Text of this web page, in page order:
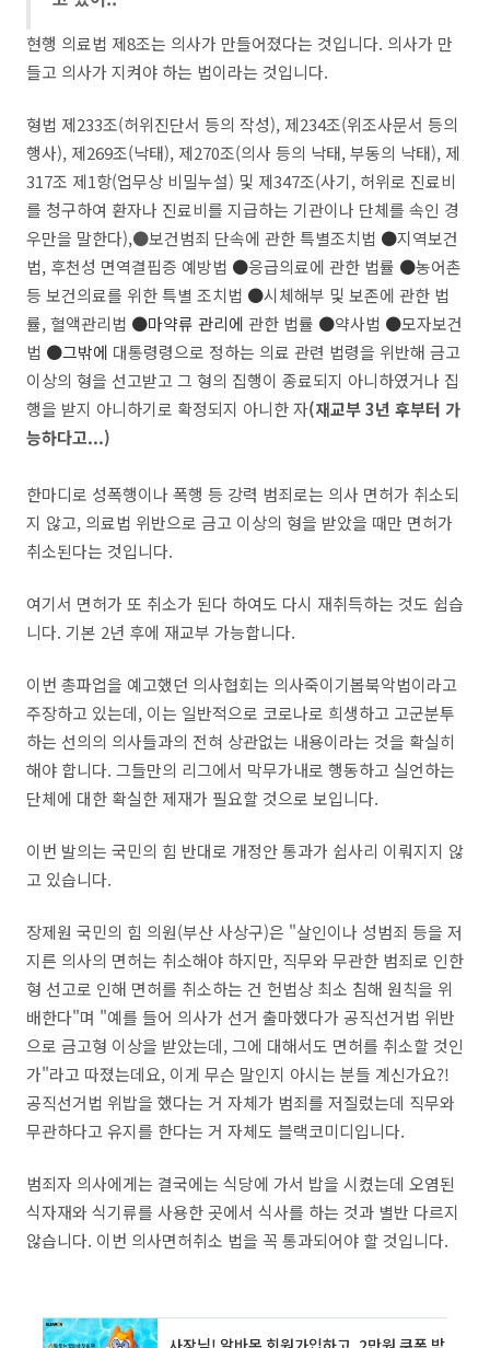
현행 의료법 제8조는 의사가 만들어졌다는 것입니다. 의사가 만
들고 의사가 지켜야 하는 법이라는 것입니다.
형법 제233조(허위진단서 등의 작성), 제234조(위조사문서 등의
행사), 제269조(낙태), 제270조(의사 등의 낙태, 부동의 낙태), 제
317조 제1항(업무상 비밀누설) 및 제347조(사기, 허위로 진료비
를 청구하여 환자나 진료비를 지급하는 기관이나 단체를 속인 경
우만을 말한다),●보건범죄 단속에 관한 특별조치법 ●지역보건
법, 후천성 면역결핍증 예방법 ●응급의료에 관한 법률 ●농어촌
등 보건의료를 위한 특별 조치법 ●시체해부 및 보존에 관한 법
률, 혈액관리법 ●마약류 관리에 관한 법률 ●약사법 ●모자보건
법 ●그밖에 대통령령으로 정하는 의료 관련 법령을 위반해 금고
이상의 형을 선고받고 그 형의 집행이 종료되지 아니하였거나 집
행을 받지 아니하기로 확정되지 아니한 자(재교부 3년 후부터 가
능하다고...)
한마디로 성폭행이나 폭행 등 강력 범죄로는 의사 면허가 취소되
지 않고, 의료법 위반으로 금고 이상의 형을 받았을 때만 면허가
취소된다는 것입니다.
여기서 면허가 또 취소가 된다 하여도 다시 재취득하는 것도 쉽습
니다. 기본 2년 후에 재교부 가능합니다.
이번 총파업을 예고했던 의사협회는 의사죽이기봅북악법이라고
주장하고 있는데, 이는 일반적으로 코로나로 희생하고 고군분투
하는 선의의 의사들과의 전혀 상관없는 내용이라는 것을 확실히
해야 합니다. 그들만의 리그에서 막무가내로 행동하고 실언하는
단체에 대한 확실한 제재가 필요할 것으로 보입니다.
이번 발의는 국민의 힘 반대로 개정안 통과가 쉽사리 이뤄지지 않
고 있습니다.
장제원 국민의 힘 의원(부산 사상구)은 "살인이나 성범죄 등을 저
지른 의사의 면허는 취소해야 하지만, 직무와 무관한 범죄로 인한
형 선고로 인해 면허를 취소하는 건 헌법상 최소 침해 원칙을 위
배한다"며 "예를 들어 의사가 선거 출마했다가 공직선거법 위반
으로 금고형 이상을 받았는데, 그에 대해서도 면허를 취소할 것인
가"라고 따졌는데요, 이게 무슨 말인지 아시는 분들 계신가요?!
공직선거법 위밥을 했다는 거 자체가 범죄를 저질렀는데 직무와
무관하다고 유지를 한다는 거 자체도 블랙코미디입니다.
범죄자 의사에게는 결국에는 식당에 가서 밥을 시켰는데 오염된
식자재와 식기류를 사용한 곳에서 식사를 하는 것과 별반 다르지
않습니다. 이번 의사면허취소 법을 꼭 통과되어야 할 것입니다.